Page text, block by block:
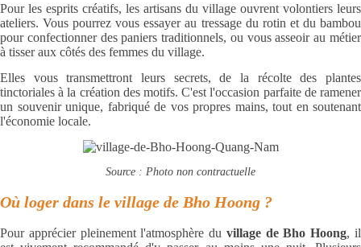
Pour les esprits créatifs, les artisans du village ouvrent volontiers leurs
ateliers. Vous pourrez vous essayer au tressage du rotin et du bambou
pour confectionner des paniers traditionnels, ou vous asseoir au métier
à tisser aux côtés des femmes du village.
Elles vous transmettront leurs secrets, de la récolte des plantes
tinctoriales à la création des motifs. C'est l'occasion parfaite de ramener
un souvenir unique, fabriqué de vos propres mains, tout en soutenant
l'économie locale.
Source : Photo non contractuelle
Où loger dans le village de Bho Hoong ?
Pour apprécier pleinement l'atmosphère du village de Bho Hoong, il